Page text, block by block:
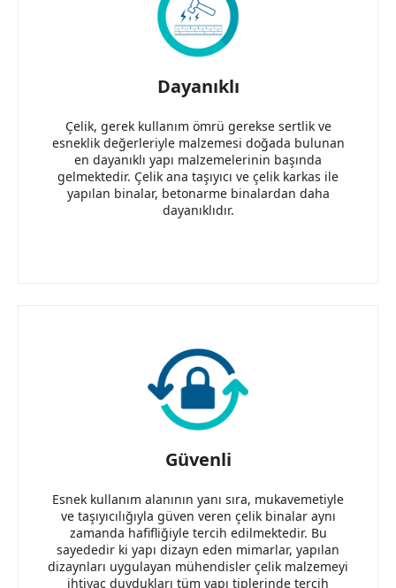
Dayanıklı
Çelik, gerek kullanım ömrü gerekse sertlik ve
esneklik değerleriyle malzemesi doğada bulunan
en dayanıklı yapı malzemelerinin başında
gelmektedir. Çelik ana taşıyıcı ve çelik karkas ile
yapılan binalar, betonarme binalardan daha
dayanıklıdır.
Güvenli
Esnek kullanım alanının yanı sıra, mukavemetiyle
ve taşıyıcılığıyla güven veren çelik binalar aynı
zamanda hafifliğiyle tercih edilmektedir. Bu
sayededir ki yapı dizayn eden mimarlar, yapılan
dizaynları uygulayan mühendisler çelik malzemeyi
ihtiyaç duydukları tüm yapı tiplerinde tercih